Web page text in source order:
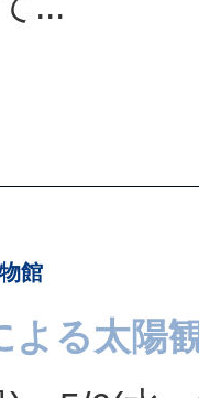
館
よる太陽